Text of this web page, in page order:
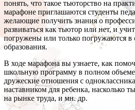
понять, что такое тьюторство на
марафоне приглашаются студенты
желающие получить знания о
развиваться как тьютор или нет, и
погружены или только погружаются в
образования.
В ходе марафона вы узнаете, как
школьную программу в полном
дружеские отношения с
наставником для ребенка, насколько
на рынке труда, и мн. др.